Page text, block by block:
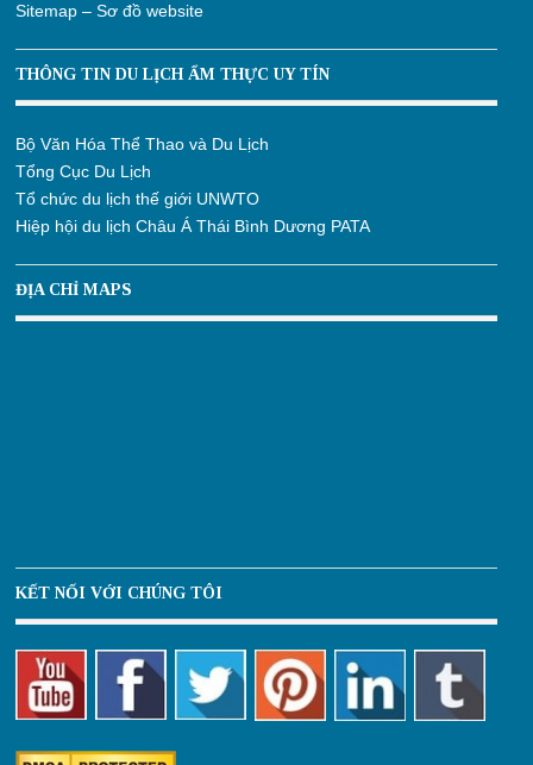
Sitemap – Sơ đồ website
THÔNG TIN DU LỊCH ẨM THỰC UY TÍN
Bộ Văn Hóa Thể Thao và Du Lịch
Tổng Cục Du Lịch
Tổ chức du lịch thế giới UNWTO
Hiệp hội du lịch Châu Á Thái Bình Dương PATA
ĐỊA CHỈ MAPS
KẾT NỐI VỚI CHÚNG TÔI